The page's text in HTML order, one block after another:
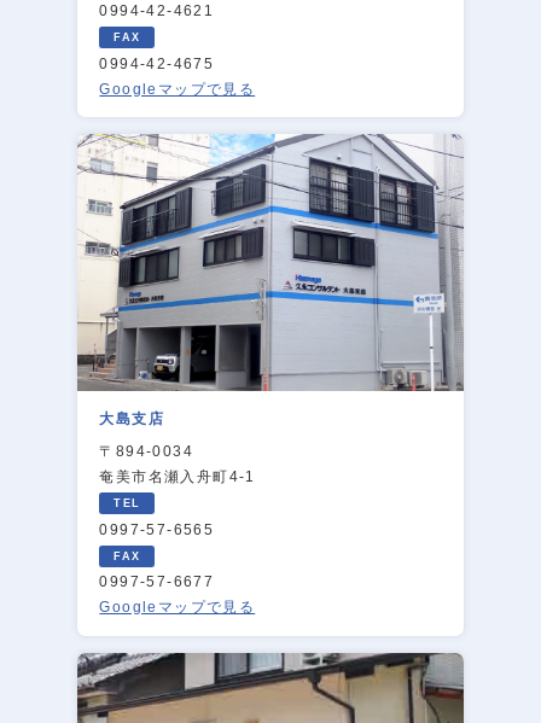
0994-42-4621
0994-42-4675
Googleマップで見る
大島支店
〒894-0034
奄美市名瀬入舟町4-1
0997-57-6565
0997-57-6677
Googleマップで見る